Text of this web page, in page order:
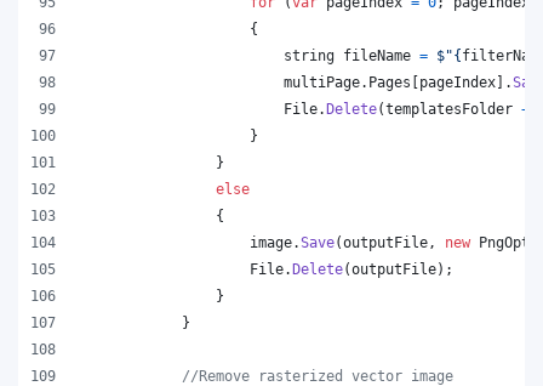
{
string fileName = $"{
multiPage. Pages [pageIndex] .
File.Delete(templatesFolder +
}
}
else
{
image.Save(outputFile , new
File.Delete(outputFile) ;
}
}
//Remove rasterized vector image